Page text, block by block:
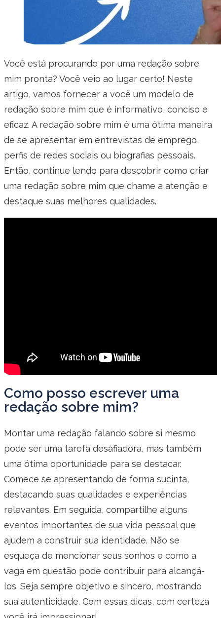
Você está procurando por uma redação sobre
mim pronta? Você veio ao lugar certo! Neste
artigo, vamos fornecer a você um modelo de
redação sobre mim que é informativo, conciso e
eficaz. A redação sobre mim é uma ótima maneira
de se apresentar em entrevistas de emprego,
perfis de redes sociais ou biografias pessoais.
Então, continue lendo para descobrir como criar
uma redação sobre mim que chame a atenção e
destaque suas melhores qualidades.
Como posso escrever uma
redação sobre mim?
Montar uma redação falando sobre si mesmo
pode ser uma tarefa desafiadora, mas também
uma ótima oportunidade para se destacar.
Comece se apresentando de forma sucinta,
destacando suas qualidades e experiências
relevantes. Em seguida, compartilhe alguns
eventos importantes de sua vida pessoal que
ajudem a construir sua identidade. Não se
esqueça de mencionar seus sonhos e como a
vaga em questão pode contribuir para alcançá-
los. Seja sempre objetivo e sincero, mostrando
sua autenticidade. Com essas dicas, com certeza